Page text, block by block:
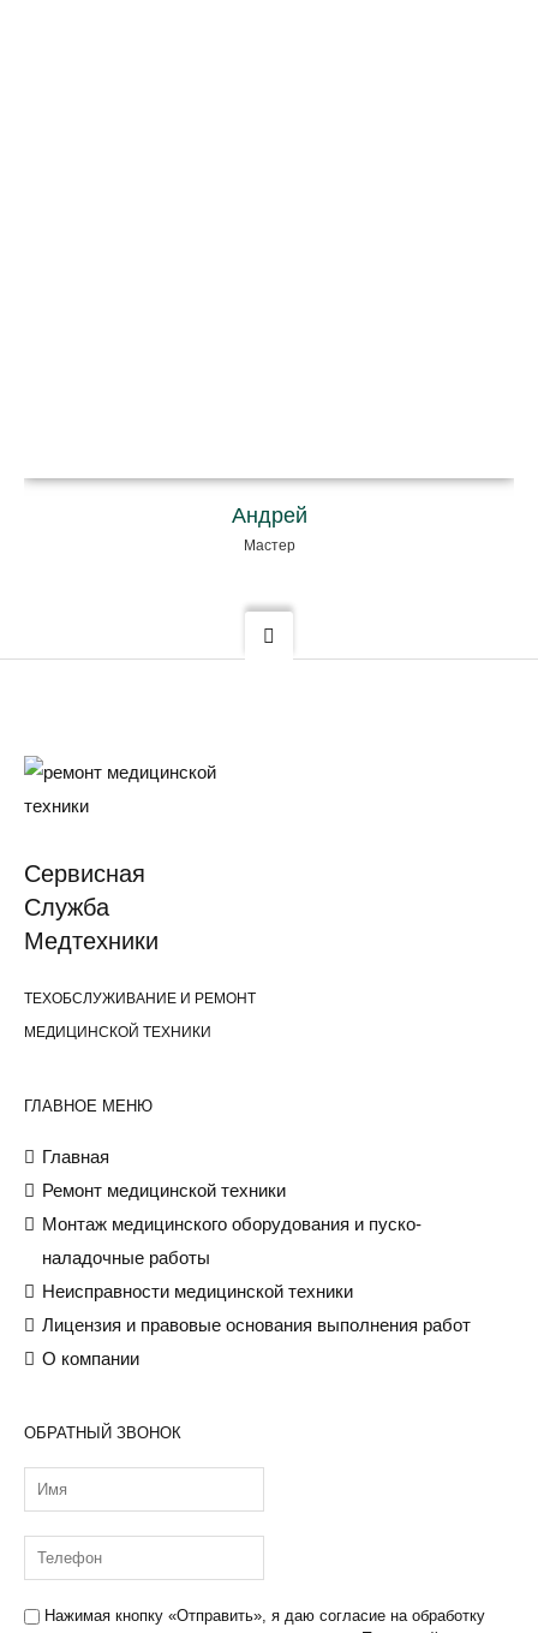
Андрей
Мастер
Cервисная
Cлужба
Медтехники
ТЕХОБСЛУЖИВАНИЕ И РЕМОНТ
МЕДИЦИНСКОЙ ТЕХНИКИ
ГЛАВНОЕ МЕНЮ
Главная
Ремонт медицинской техники
Монтаж медицинского оборудования и пуско-
наладочные работы
Неисправности медицинской техники
Лицензия и правовые основания выполнения работ
О компании
ОБРАТНЫЙ ЗВОНОК
Нажимая кнопку «Отправить», я даю согласие на обработку